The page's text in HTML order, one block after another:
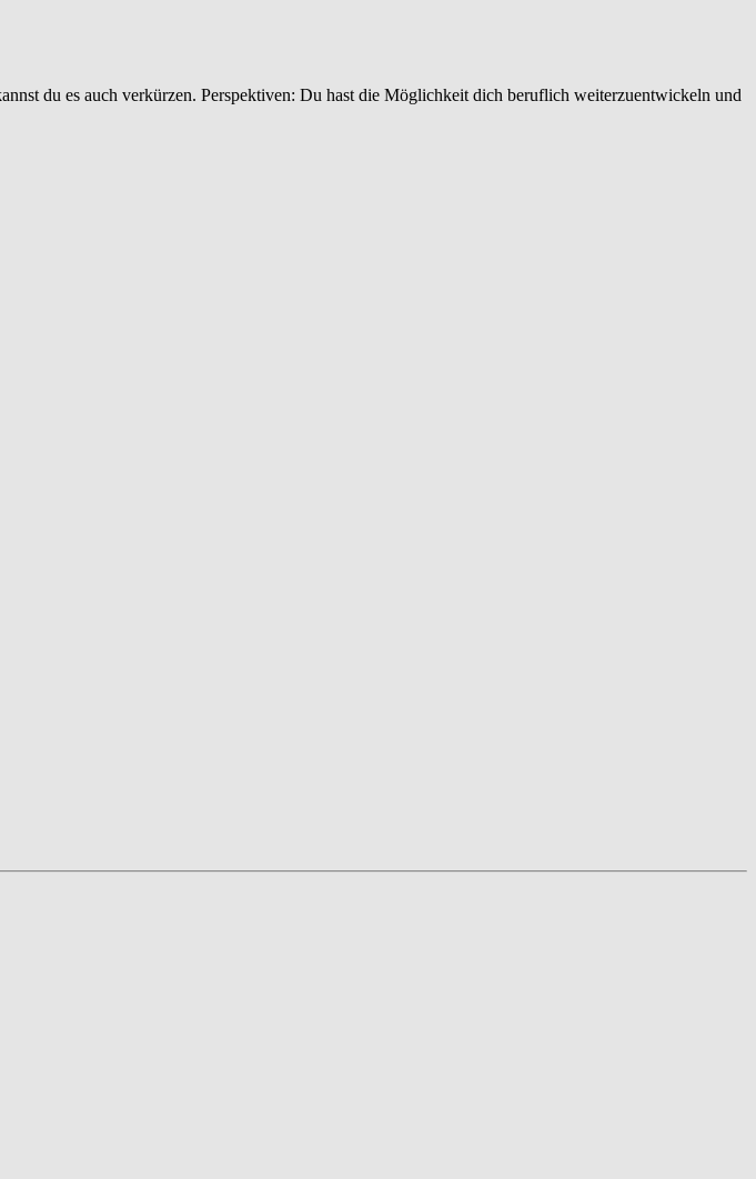
du es auch verkürzen. Perspektiven: Du hast die Möglichkeit dich beruflich weiterzuentwickeln und